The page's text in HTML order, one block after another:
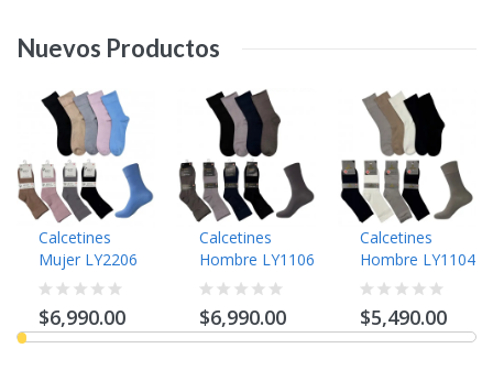
Nuevos Productos
Calcetines
Mujer LY2206
$6,990.00
Calcetines
Hombre LY1106
$6,990.00
Calcetines
Hombre LY1104
$5,490.00